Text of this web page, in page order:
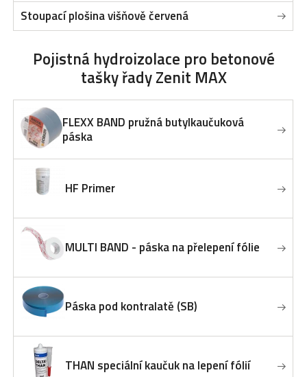
Stoupací plošina višňově červená
Pojistná hydroizolace pro betonové
tašky řady Zenit MAX
FLEXX BAND pružná butylkaučuková
páska
HF Primer
MULTI BAND - páska na přelepení fólie
Páska pod kontralatě (SB)
THAN speciální kaučuk na lepení fólií